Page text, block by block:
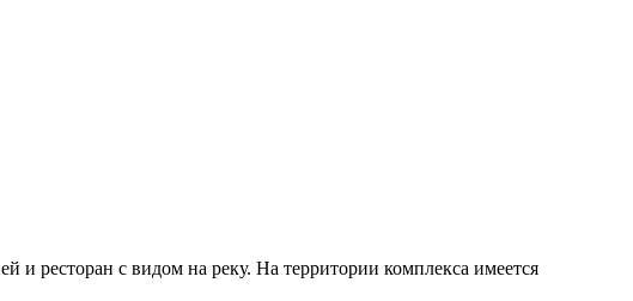
и ресторан с видом на реку. На территории комплекса имеется